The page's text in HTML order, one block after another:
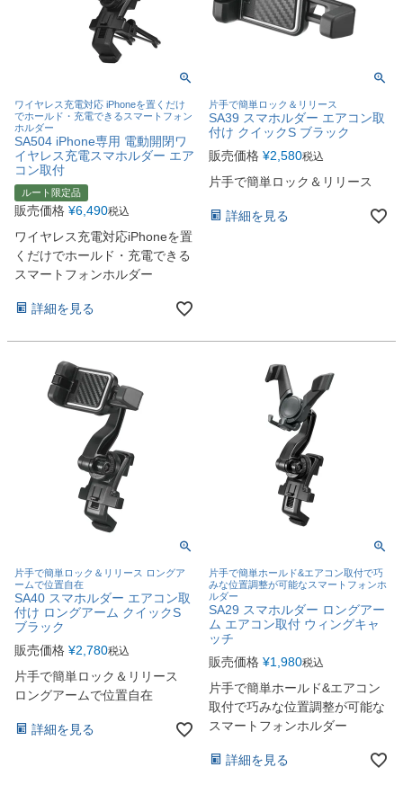
ワイヤレス充電対応 iPhoneを置くだけ
でホールド・充電できるスマートフォン
ホルダー
SA504 iPhone専用 電動開閉ワ
イヤレス充電スマホルダー エア
コン取付
ルート限定品
販売価格 ¥6,490税込
ワイヤレス充電対応iPhoneを置
くだけでホールド・充電できる
スマートフォンホルダー
詳細を見る
片手で簡単ロック＆リリース
SA39 スマホルダー エアコン取
付け クイックS ブラック
販売価格 ¥2,580税込
片手で簡単ロック＆リリース
詳細を見る
片手で簡単ロック＆リリース ロングア
ームで位置自在
SA40 スマホルダー エアコン取
付け ロングアーム クイックS
ブラック
販売価格 ¥2,780税込
片手で簡単ロック＆リリース
ロングアームで位置自在
詳細を見る
片手で簡単ホールド&エアコン取付で巧
みな位置調整が可能なスマートフォンホ
ルダー
SA29 スマホルダー ロングアー
ム エアコン取付 ウィングキャ
ッチ
販売価格 ¥1,980税込
片手で簡単ホールド&エアコン
取付で巧みな位置調整が可能な
スマートフォンホルダー
詳細を見る